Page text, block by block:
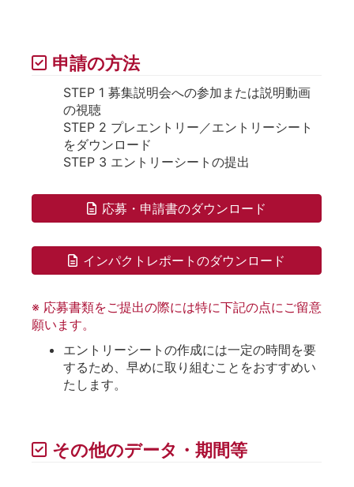
申請の方法
STEP 1 募集説明会への参加または説明動画
の視聴
STEP 2 プレエントリー／エントリーシート
をダウンロード
STEP 3 エントリーシートの提出
応募・申請書のダウンロード
インパクトレポートのダウンロード
※ 応募書類をご提出の際には特に下記の点にご留意
願います。
エントリーシートの作成には一定の時間を要
するため、早めに取り組むことをおすすめい
たします。
その他のデータ・期間等